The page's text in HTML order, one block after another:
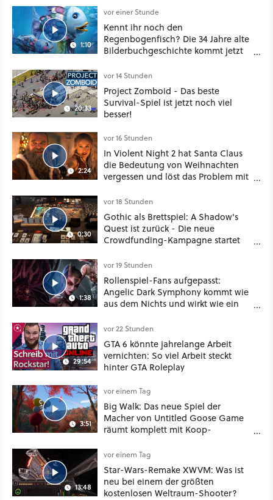
1:10
vor einer Stunde
Kennt ihr noch den
Regenbogenfisch? Die 34 Jahre alte
Bilderbuchgeschichte kommt jetzt
20:33
vor 14 Stunden
Project Zomboid - Das beste
Survival-Spiel ist jetzt noch viel
besser!
2:24
vor 16 Stunden
In Violent Night 2 hat Santa Claus
die Bedeutung von Weihnachten
vergessen und löst das Problem mit
0:30
vor 18 Stunden
Gothic als Brettspiel: A Shadow's
Quest ist zurück - Die neue
Crowdfunding-Kampagne startet
1:38
vor 19 Stunden
Rollenspiel-Fans aufgepasst:
Angelic Dark Symphony kommt wie
aus dem Nichts und wirkt wie ein
Mass Effect
29:54
vor 22 Stunden
GTA 6 könnte jahrelange Arbeit
vernichten: So viel Arbeit steckt
hinter GTA Roleplay
3:51
vor einem Tag
Big Walk: Das neue Spiel der
Macher von Untitled Goose Game
räumt komplett mit Koop-
13:48
vor einem Tag
Star-Wars-Remake XWVM: Was ist
neu bei einem der größten
kostenlosen Weltraum-Shooter?